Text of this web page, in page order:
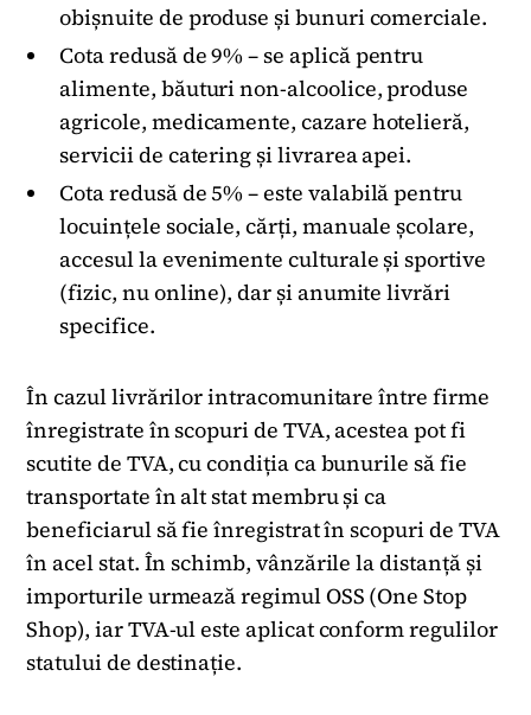
obișnuite de produse și bunuri comerciale.
Cota redusă de 9% – se aplică pentru
alimente, băuturi non-alcoolice, produse
agricole, medicamente, cazare hotelieră,
servicii de catering și livrarea apei.
Cota redusă de 5% – este valabilă pentru
locuințele sociale, cărți, manuale școlare,
accesul la evenimente culturale și sportive
(fizic, nu online), dar și anumite livrări
specifice.
În cazul livrărilor intracomunitare între firme
înregistrate în scopuri de TVA, acestea pot fi
scutite de TVA, cu condiția ca bunurile să fie
transportate în alt stat membru și ca
beneficiarul să fie înregistrat în scopuri de TVA
în acel stat. În schimb, vânzările la distanță și
importurile urmează regimul OSS (One Stop
Shop), iar TVA-ul este aplicat conform regulilor
statului de destinație.